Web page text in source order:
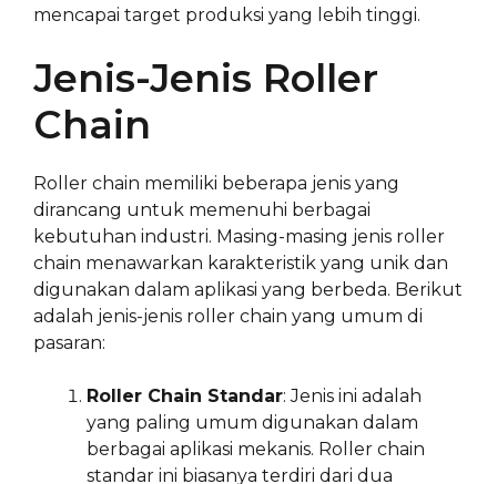
mencapai target produksi yang lebih tinggi.
Jenis-Jenis Roller
Chain
Roller chain memiliki beberapa jenis yang
dirancang untuk memenuhi berbagai
kebutuhan industri. Masing-masing jenis roller
chain menawarkan karakteristik yang unik dan
digunakan dalam aplikasi yang berbeda. Berikut
adalah jenis-jenis roller chain yang umum di
pasaran:
Roller Chain Standar: Jenis ini adalah
yang paling umum digunakan dalam
berbagai aplikasi mekanis. Roller chain
standar ini biasanya terdiri dari dua